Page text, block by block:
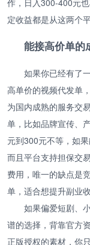
定收益都是从这两个
能接高价单的
如果你已经有了
高单价的视频代发单
为国内成熟的服务交
单，比如品牌宣传、
元到300元不等，如
而且平台支持担保交
费用，唯一的缺点是
单，适合想提升副业
如果偏爱短剧、
谱的选择，背靠官方
正版授权的素材，你